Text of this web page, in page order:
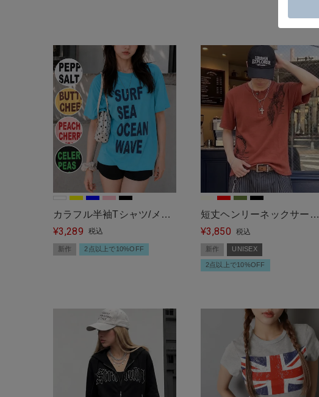
カラフル半袖Tシャツ/メッ
セージロゴ/全5色/#ストリ
ート女子
¥3,289 税込
新作 2点以上で10%OFF
短丈ヘンリーネックサーマ
ルTシャツ/サイドプリント
¥3,850 税込
新作 UNISEX
2点以上で10%OFF